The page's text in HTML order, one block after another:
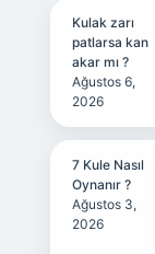
Kulak zarı
patlarsa kan
akar mı ?
Ağustos 6,
2026
7 Kule Nasıl
Oynanır ?
Ağustos 3,
2026